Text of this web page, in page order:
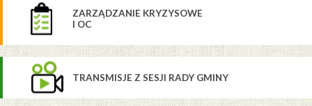
ZARZĄDZANIE KRYZYSOWE
I OC
TRANSMISJE Z SESJI RADY GMINY